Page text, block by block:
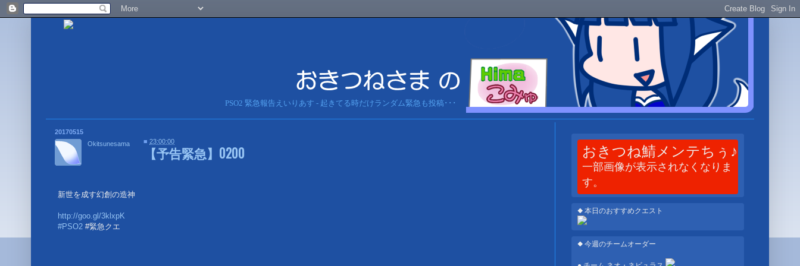
PSO2 緊急報告えいりあす - 起きてる時だけランダム緊急も投稿･･･
20170515
【予告緊急】0200
新世を成す幻創の造神
http://goo.gl/3klxpK
#PSO2 #緊急クエ
Okitsunesama ■23:00:00
おきつね鯖メンテちぅ♪
一部画像が表示されなくなりま
す。
◆ 本日のおすすめクエスト
◆ 今週のチームオーダー